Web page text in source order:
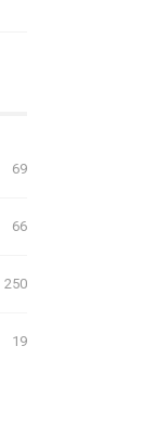
69
66
250
19